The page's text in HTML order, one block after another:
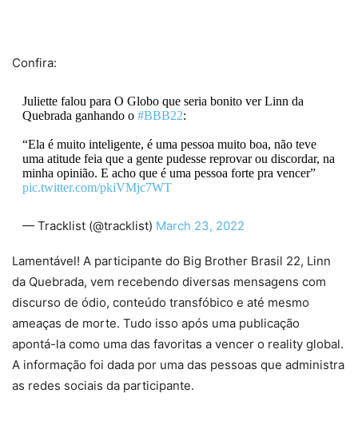
Confira:
Juliette falou para O Globo que seria bonito ver Linn da
Quebrada ganhando o #BBB22:
“Ela é muito inteligente, é uma pessoa muito boa, não teve
uma atitude feia que a gente pudesse reprovar ou discordar, na
minha opinião. E acho que é uma pessoa forte pra vencer”
pic.twitter.com/pkiVMjc7WT
— Tracklist (@tracklist) March 23, 2022
Lamentável! A participante do Big Brother Brasil 22, Linn
da Quebrada, vem recebendo diversas mensagens com
discurso de ódio, conteúdo transfóbico e até mesmo
ameaças de morte. Tudo isso após uma publicação
apontá-la como uma das favoritas a vencer o reality global.
A informação foi dada por uma das pessoas que administra
as redes sociais da participante.